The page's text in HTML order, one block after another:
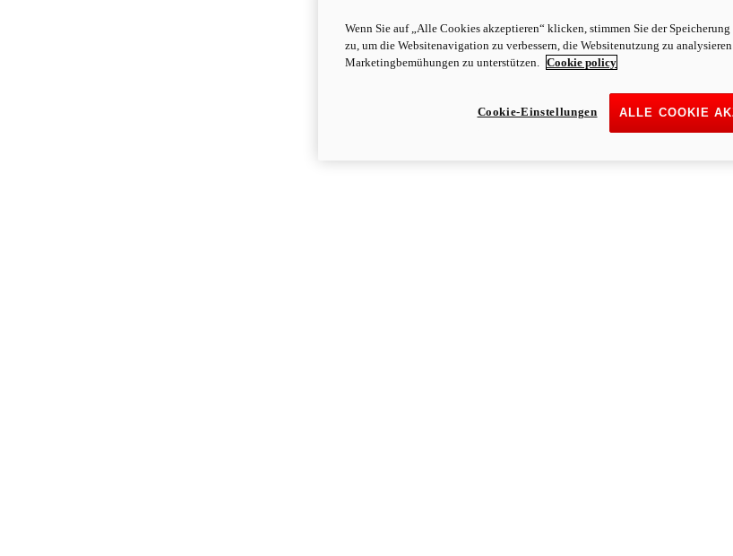
Wenn Sie auf „Alle Cookies akzeptieren“ klicken, stimmen Sie der
zu, um die Websitenavigation zu verbessern, die Websitenutzung zu
Marketingbemühungen zu unterstützen. Cookie policy
ALLE COOKIE
Cookie-Einstellungen